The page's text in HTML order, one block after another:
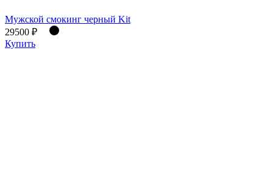
Мужской смокинг черный Kit
29500 ₽
Купить